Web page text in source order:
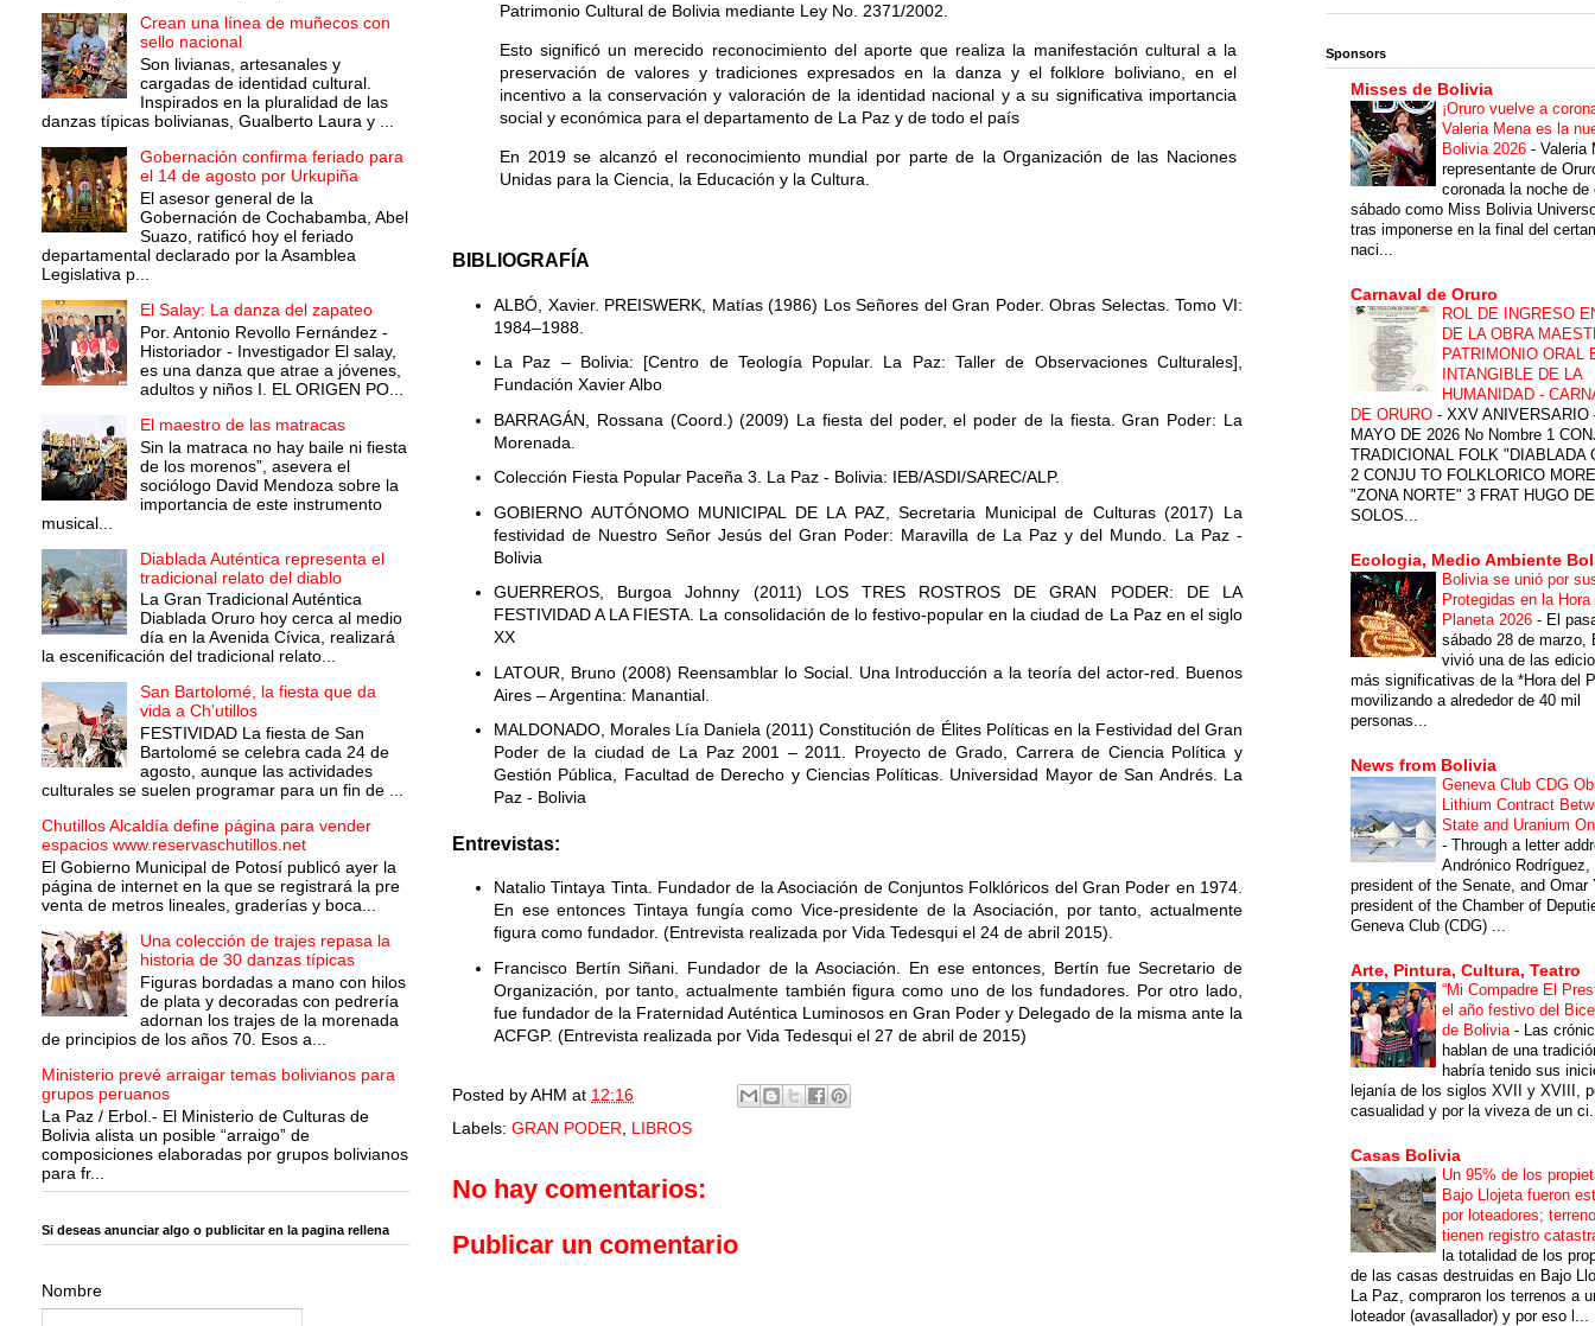
Patrimonio Cultural de Bolivia mediante Ley No. 2371/2002.
Esto significó un merecido reconocimiento del aporte que realiza la manifestación cultural a la
preservación de valores y tradiciones expresados en la danza y el folklore boliviano, en el
incentivo a la conservación y valoración de la identidad nacional y a su significativa importancia
social y económica para el departamento de La Paz y de todo el país
En 2019 se alcanzó el reconocimiento mundial por parte de la Organización de las Naciones
Unidas para la Ciencia, la Educación y la Cultura.
BIBLIOGRAFÍA
ALBÓ, Xavier. PREISWERK, Matías (1986) Los Señores del Gran Poder. Obras Selectas. Tomo VI:
1984–1988.
La Paz – Bolivia: [Centro de Teología Popular. La Paz: Taller de Observaciones Culturales],
Fundación Xavier Albo
BARRAGÁN, Rossana (Coord.) (2009) La fiesta del poder, el poder de la fiesta. Gran Poder: La
Morenada.
Colección Fiesta Popular Paceña 3. La Paz - Bolivia: IEB/ASDI/SAREC/ALP.
GOBIERNO AUTÓNOMO MUNICIPAL DE LA PAZ, Secretaria Municipal de Culturas (2017) La
festividad de Nuestro Señor Jesús del Gran Poder: Maravilla de La Paz y del Mundo. La Paz -
Bolivia
GUERREROS, Burgoa Johnny (2011) LOS TRES ROSTROS DE GRAN PODER: DE LA
FESTIVIDAD A LA FIESTA. La consolidación de lo festivo-popular en la ciudad de La Paz en el siglo
XX
LATOUR, Bruno (2008) Reensamblar lo Social. Una Introducción a la teoría del actor-red. Buenos
Aires – Argentina: Manantial.
MALDONADO, Morales Lía Daniela (2011) Constitución de Élites Políticas en la Festividad del Gran
Poder de la ciudad de La Paz 2001 – 2011. Proyecto de Grado, Carrera de Ciencia Política y
Gestión Pública, Facultad de Derecho y Ciencias Políticas. Universidad Mayor de San Andrés. La
Paz - Bolivia
Entrevistas:
Natalio Tintaya Tinta. Fundador de la Asociación de Conjuntos Folklóricos del Gran Poder en 1974.
En ese entonces Tintaya fungía como Vice-presidente de la Asociación, por tanto, actualmente
figura como fundador. (Entrevista realizada por Vida Tedesqui el 24 de abril 2015).
Francisco Bertín Siñani. Fundador de la Asociación. En ese entonces, Bertín fue Secretario de
Organización, por tanto, actualmente también figura como uno de los fundadores. Por otro lado,
fue fundador de la Fraternidad Auténtica Luminosos en Gran Poder y Delegado de la misma ante la
ACFGP. (Entrevista realizada por Vida Tedesqui el 27 de abril de 2015)
Posted byAHM at 12:16
Labels: GRAN PODER, LIBROS
No hay comentarios:
Publicar un comentario
Crean una línea de muñecos con
sello nacional
Son livianas, artesanales y
cargadas de identidad cultural.
Inspirados en la pluralidad de las
danzas típicas bolivianas, Gualberto Laura y ...
Gobernación confirma feriado para
el 14 de agosto por Urkupiña
El asesor general de la
Gobernación de Cochabamba, Abel
Suazo, ratificó hoy el feriado
departamental declarado por la Asamblea
Legislativa p...
El Salay: La danza del zapateo
Por. Antonio Revollo Fernández -
Historiador - Investigador El salay,
es una danza que atrae a jóvenes,
adultos y niños I. EL ORIGEN PO...
El maestro de las matracas
Sin la matraca no hay baile ni fiesta
de los morenos”, asevera el
sociólogo David Mendoza sobre la
importancia de este instrumento
musical...
Diablada Auténtica representa el
tradicional relato del diablo
La Gran Tradicional Auténtica
Diablada Oruro hoy cerca al medio
día en la Avenida Cívica, realizará
la escenificación del tradicional relato...
San Bartolomé, la fiesta que da
vida a Ch'utillos
FESTIVIDAD La fiesta de San
Bartolomé se celebra cada 24 de
agosto, aunque las actividades
culturales se suelen programar para un fin de ...
Chutillos Alcaldía define página para vender
espacios www.reservaschutillos.net
El Gobierno Municipal de Potosí publicó ayer la
página de internet en la que se registrará la pre
venta de metros lineales, graderías y boca...
Una colección de trajes repasa la
historia de 30 danzas típicas
Figuras bordadas a mano con hilos
de plata y decoradas con pedrería
adornan los trajes de la morenada
de principios de los años 70. Esos a...
Ministerio prevé arraigar temas bolivianos para
grupos peruanos
La Paz / Erbol.- El Ministerio de Culturas de
Bolivia alista un posible “arraigo” de
composiciones elaboradas por grupos bolivianos
para fr...
Si deseas anunciar algo o publicitar en la pagina rellena
Nombre
Sponsors
Misses de Bolivia
¡Oruro vuelve a
Valeria Mena es la
Bolivia 2026 - Valeria
representante de
coronada la noche de
sábado como Miss Bolivia
tras imponerse en la final del
naci...
Carnaval de Oruro
ROL DE INGRESO
DE LA OBRA
PATRIMONIO ORAL
INTANGIBLE DE LA
HUMANIDAD -
DE ORURO - XXV ANIVERSARIO
MAYO DE 2026 No Nombre 1
TRADICIONAL FOLK "DIABLADA
2 CONJU TO FOLKLORICO
"ZONA NORTE" 3 FRAT HUGO
SOLOS...
Ecologia, Medio Ambiente
Bolivia se unió por
Protegidas en la Hora
Planeta 2026 - El
sábado 28 de marzo,
vivió una de las
más significativas de la *Hora del
movilizando a alrededor de 40 mil
personas...
News from Bolivia
Geneva Club CDG
Lithium Contract
State and Uranium
- Through a letter
Andrónico Rodríguez,
president of the Senate, and Omar
president of the Chamber of
Geneva Club (CDG) ...
Arte, Pintura, Cultura, Teatro
“Mi Compadre El
el año festivo del
de Bolivia - Las
hablan de una
habría tenido sus
lejanía de los siglos XVII y XVIII,
casualidad y por la viveza de un
Casas Bolivia
Un 95% de los
Bajo Llojeta fueron
por loteadores;
tienen registro
la totalidad de los
de las casas destruidas en Bajo
La Paz, compraron los terrenos a
loteador (avasallador) y por eso l...